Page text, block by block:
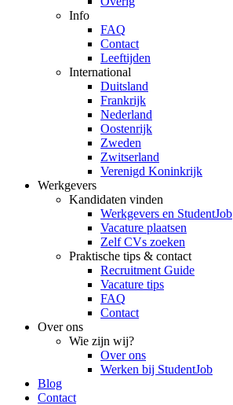
Info
FAQ
Contact
Leeftijden
International
Duitsland
Frankrijk
Nederland
Oostenrijk
Zweden
Zwitserland
Verenigd Koninkrijk
Werkgevers
Kandidaten vinden
Werkgevers en StudentJob
Vacature plaatsen
Zelf CVs zoeken
Praktische tips & contact
Recruitment Guide
Vacature tips
FAQ
Contact
Over ons
Wie zijn wij?
Over ons
Werken bij StudentJob
Blog
Contact